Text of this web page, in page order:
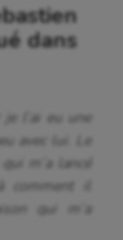
dans
je l’ai eu une
avec lui. Le
m’a lancé
il
qui m’a